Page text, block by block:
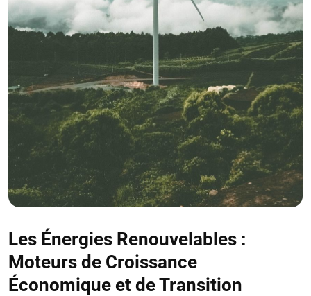
Les Énergies Renouvelables :
Moteurs de Croissance
Économique et de Transition